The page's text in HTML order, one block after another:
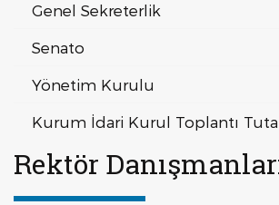
Genel Sekreterlik
Senato
Yönetim Kurulu
Kurum İdari Kurul Toplantı
Rektör